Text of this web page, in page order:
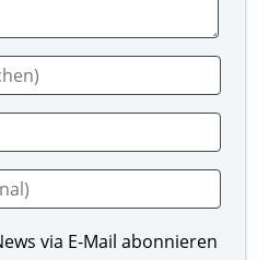
via E-Mail abonnieren